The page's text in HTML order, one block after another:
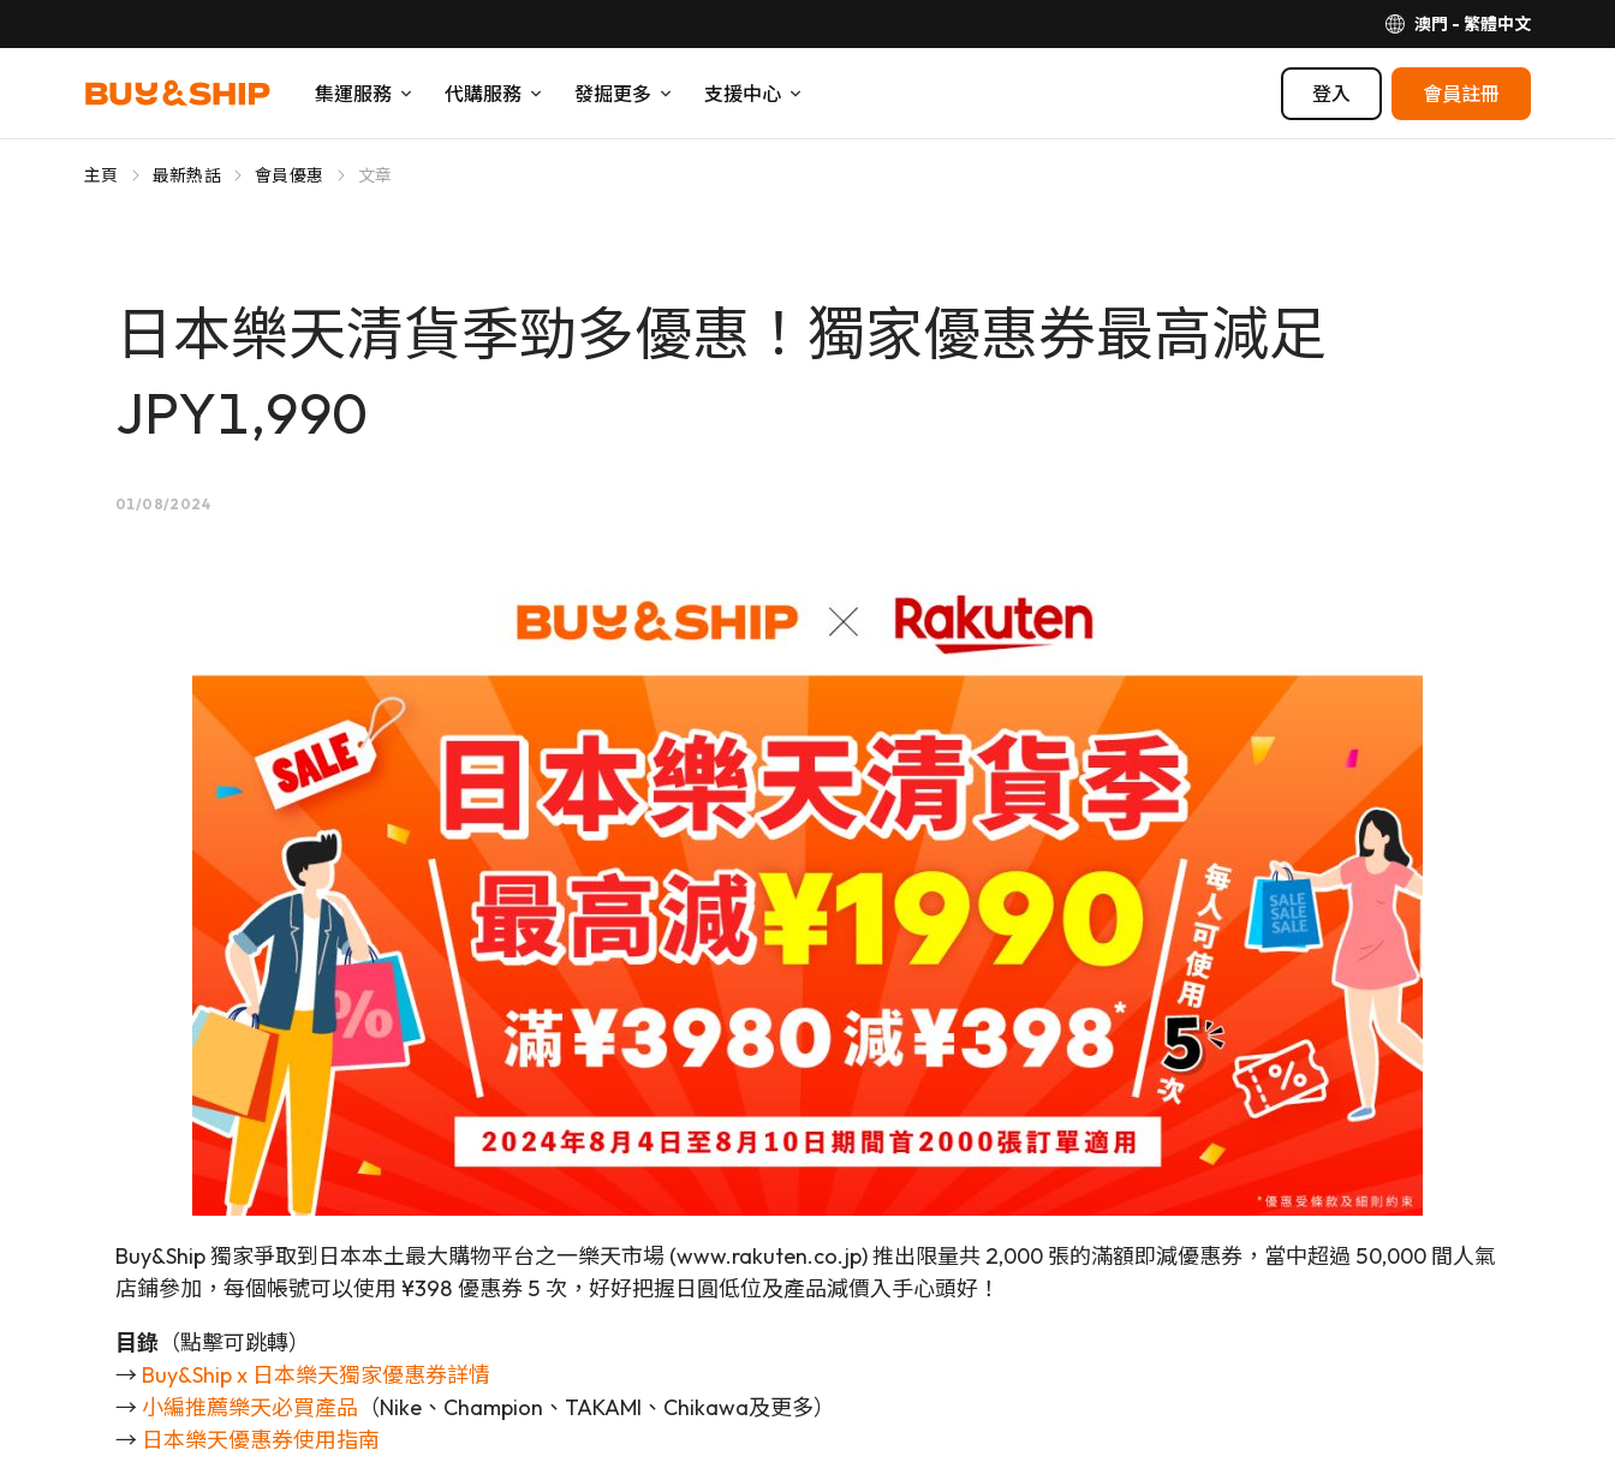
澳門 - 繁體中文
集運服務 代購服務 發掘更多 支援中心 登入 會員註冊
主頁 最新熱話 會員優惠 文章
日本樂天清貨季勁多優惠！獨家優惠券最高減足
JPY1,990
01/08/2024
Buy&Ship 獨家爭取到日本本土最大購物平台之一樂天市場 (www.rakuten.co.jp) 推出限量共 2,000 張的滿額即減優惠券，當中超過 50,000 間人氣
店鋪參加，每個帳號可以使用 ¥398 優惠券 5 次，好好把握日圓低位及產品減價入手心頭好！
目錄 （點擊可跳轉）
→ Buy&Ship x 日本樂天獨家優惠券詳情
→ 小編推薦樂天必買產品 （Nike、Champion、TAKAMI、Chikawa及更多）
→ 日本樂天優惠券使用指南